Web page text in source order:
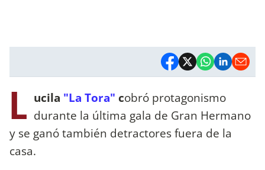
L ucila "La Tora" cobró protagonismo
durante la última gala de Gran Hermano
y se ganó también detractores fuera de la
casa.